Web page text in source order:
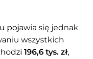
pojawia się jednak
wszystkich
196,6 tys. zł,